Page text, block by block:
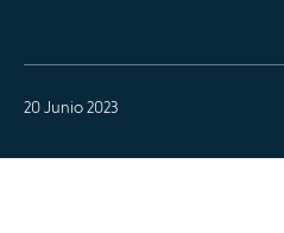
20 Junio 2023